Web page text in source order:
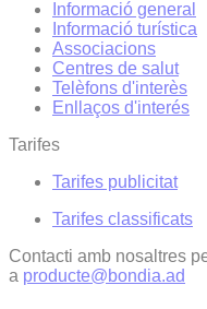
Informació general
Informació turística
Associacions
Centres de salut
Telèfons d'interès
Enllaços d'interés
Tarifes
Tarifes publicitat
Tarifes classificats
Contacti amb nosaltres
a producte@bondia.ad